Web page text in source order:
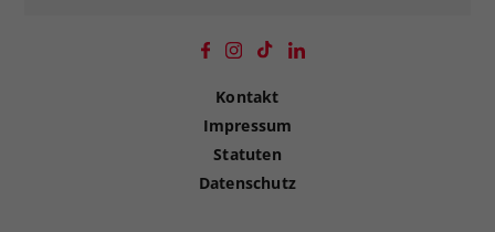
Kontakt
Impressum
Statuten
Datenschutz